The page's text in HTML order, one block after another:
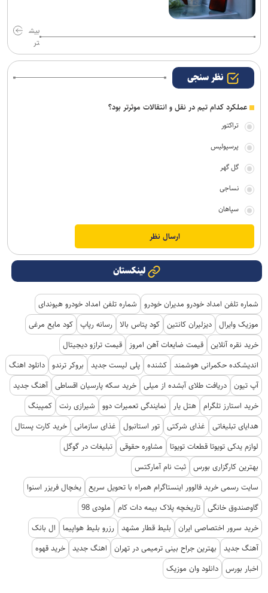
بیش
تر
نظر سنجی
عملکرد کدام تیم در نقل و انتقالات موثرتر بود؟
تراکتور
پرسپولیس
گل گهر
نساجی
سپاهان
لینکستان
شماره تلفن امداد خودرو مدیران خودرو
شماره تلفن امداد خودرو هیوندای
موزیک وایرال دیزلیران کانتین کود پتاس بالا رسانه رپاپ کود مایع مرغی
خرید نقره آنلاین قیمت ضایعات آهن امروز
قیمت ترازو دیجیتال
اندیشکده حکمرانی هوشمند کشنده پلی لیست جدید بروکر ترندو دانلود اهنگ
آپ تیون دریافت طلای آبشده از میلی خرید سکه پارسیان اقساطی آهنگ جدید
خرید استارز تلگرام هتل یار نمایندگی تعمیرات دوو شیرازی رنت کمپینگ
هدایای تبلیغاتی
غذای شرکتی تور استانبول غذای سازمانی خرید کارت پستال
لوازم یدکی تویوتا قطعات تویوتا
مشاوره حقوقی تبلیغات در گوگل
بهترین کارگزاری بورس ثبت نام آمارکتس
سایت رسمی خرید فالوور اینستاگرام همراه با تحویل سریع یخچال فریزر اسنوا
گاوصندوق خانگی تاریخچه پلاک بیمه دات کام
ملودی 98
خرید سرور اختصاصی ایران
بلیط قطار مشهد رزرو بلیط هواپیما
ال بانک
آهنگ جدید
بهترین جراح بینی ترمیمی در تهران اهنگ جدید خرید قهوه
اخبار بورس دانلود وان موزیک